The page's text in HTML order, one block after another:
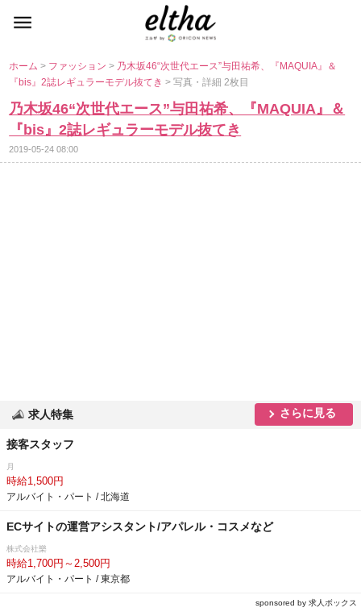
ホーム> ファッション> 乃木坂46“次世代エース”与田祐希、『MAQUIA』＆
『bis』2誌レギュラーモデル抜てき> 写真・詳細 2枚目
乃木坂46“次世代エース”与田祐希、『MAQUIA』＆
『bis』2誌レギュラーモデル抜てき
2019-05-24 08:00
求人特集 さらに見る
接客スタッフ
月
時給1,500円
アルバイト・パート / 北海道
ECサイトの運営アシスタント/アパレル・コスメなど
株式会社樂
時給1,700円～2,500円
アルバイト・パート / 東京都
sponsored by 求人ボックス